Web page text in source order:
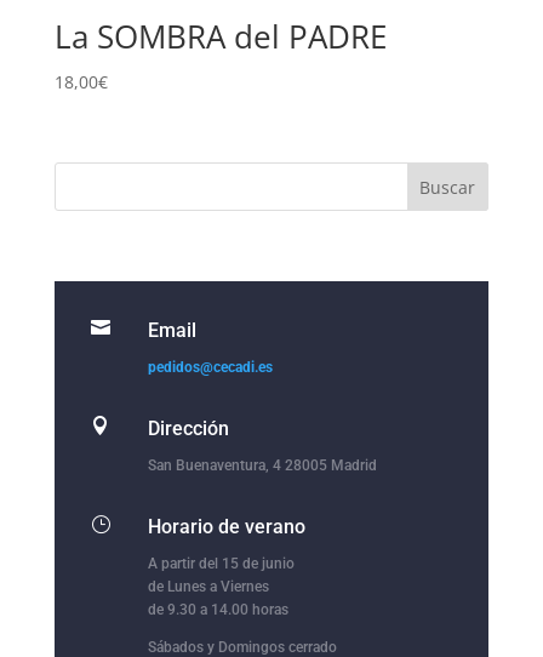
La SOMBRA del PADRE
18,00€
 Email
pedidos@cecadi.es
 Dirección
San Buenaventura, 4 28005 Madrid
} Horario de verano
A partir del 15 de junio
de Lunes a Viernes
de 9.30 a 14.00 horas
Sábados y Domingos cerrado